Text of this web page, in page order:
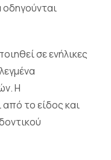
οδηγούνται
σε ενήλικες
Η
το είδος και